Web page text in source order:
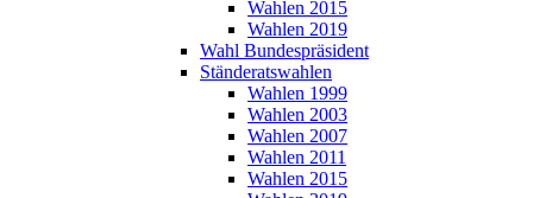
Wahlen 2015
Wahlen 2019
Wahl Bundespräsident
Ständeratswahlen
Wahlen 1999
Wahlen 2003
Wahlen 2007
Wahlen 2011
Wahlen 2015